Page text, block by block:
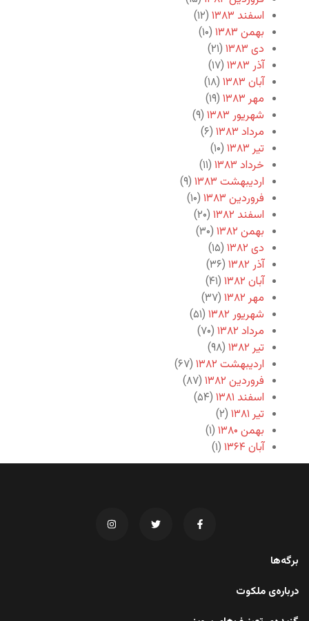
اسفند ۱۳۸۳
(۱۲)
بهمن ۱۳۸۳
(۱۰)
دی ۱۳۸۳
(۲۱)
آذر ۱۳۸۳
(۱۷)
آبان ۱۳۸۳
(۱۸)
مهر ۱۳۸۳
(۱۹)
شهریور ۱۳۸۳
(۹)
مرداد ۱۳۸۳
(۶)
تیر ۱۳۸۳
(۱۰)
خرداد ۱۳۸۳
(۱۱)
اردیبهشت ۱۳۸۳
(۹)
فروردین ۱۳۸۳
(۱۰)
اسفند ۱۳۸۲
(۲۰)
بهمن ۱۳۸۲
(۳۰)
دی ۱۳۸۲
(۱۵)
آذر ۱۳۸۲
(۳۶)
آبان ۱۳۸۲
(۴۱)
مهر ۱۳۸۲
(۳۷)
شهریور ۱۳۸۲
(۵۱)
مرداد ۱۳۸۲
(۷۰)
تیر ۱۳۸۲
(۹۸)
اردیبهشت ۱۳۸۲
(۶۷)
فروردین ۱۳۸۲
(۸۷)
اسفند ۱۳۸۱
(۵۴)
تیر ۱۳۸۱
(۲)
بهمن ۱۳۸۰
(۱)
آبان ۱۳۶۴
(۱)
برگه‌ها
درباره‌ی ملکوت